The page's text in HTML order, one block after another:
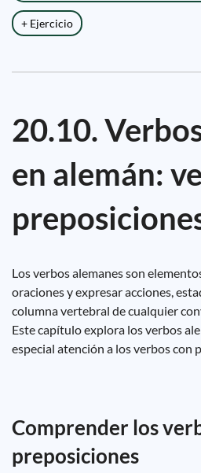
+ Ejercicio
20.10.
en alemán:
Los verbos alemanes son
oraciones y expresar acciones,
columna vertebral de cualquier
Este capítulo explora los verbos
especial atención a los verbos con
Comprender los
preposiciones